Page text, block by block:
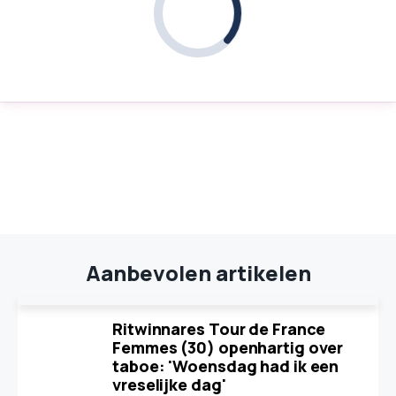
Aanbevolen artikelen
Ritwinnares Tour de France
Femmes (30) openhartig over
taboe: 'Woensdag had ik een
vreselijke dag'